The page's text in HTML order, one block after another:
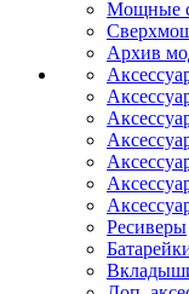
Мощные
Архив
Ресиверы